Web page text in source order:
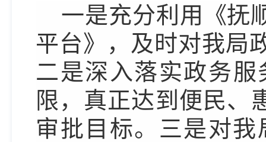
一是充分利用《抚
平台》，及时对我局
二是深入落实政务
限，真正达到便民、
审批目标。三是对